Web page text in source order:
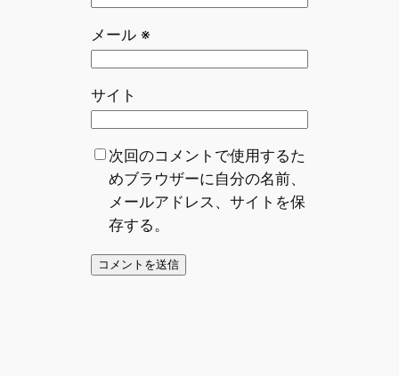
メール ※
サイト
次回のコメントで使用するた
めブラウザーに自分の名前、
メールアドレス、サイトを保
存する。